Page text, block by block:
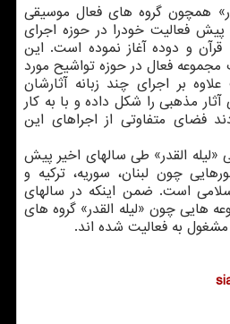
همچون گروه های فعال موسیقی
است که از ۲ دهه پیش فعالیت خودرا در حوزه اجرای
قرآن و دوده آغاز نموده است. این
مجموعه فعال در حوزه تواشیح مورد
بر اجرای چند زبانه آثارشان
مذهبی را شکل داده و با به کار
فضای متفاوتی از اجراهای این
«لیله القدر» طی سالهای اخیر پیش
چون لبنان، سوریه، ترکیه و
است. ضمن اینکه در سالهای
هایی چون «لیله القدر» گروه های
مشغول به فعالیت شده اند.